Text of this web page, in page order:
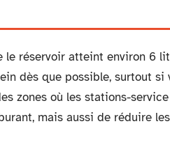
le réservoir atteint environ 6
dès que possible, surtout si
zones où les stations-
mais aussi de réduire